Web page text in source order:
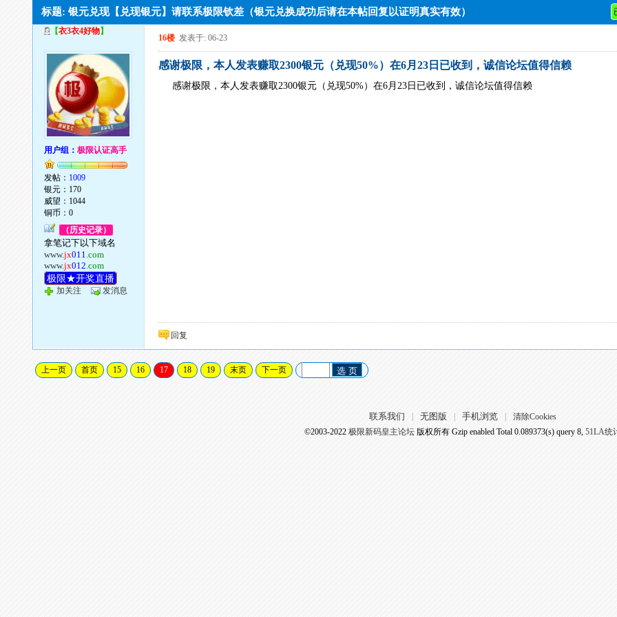
标题: 银元兑现【兑现银元】请联系极限钦差（银元兑换成功后请在本帖回复以证明真实有效）
【衣3衣4好物】
用户组：极限认证高手
发帖： 1009
银元：170
威望：1044
铜币：0
（历史记录）
拿笔记下以下域名
www.jx011.com
www.jx012.com
极限★开奖直播
加关注 发消息
16楼 发表于: 06-23
感谢极限，本人发表赚取2300银元（兑现50%）在6月23日已收到，诚信论坛值得信赖
感谢极限，本人发表赚取2300银元（兑现50%）在6月23日已收到，诚信论坛值得信赖
回复
上一页 首页 15 16 17 18 19 末页 下一页 选 页
联系我们 无图版 手机浏览
清除Cookies
©2003-2022 极限新码皇主论坛版权所有 Gzip enabled Total 0.089373(s) query 8, 51LA统